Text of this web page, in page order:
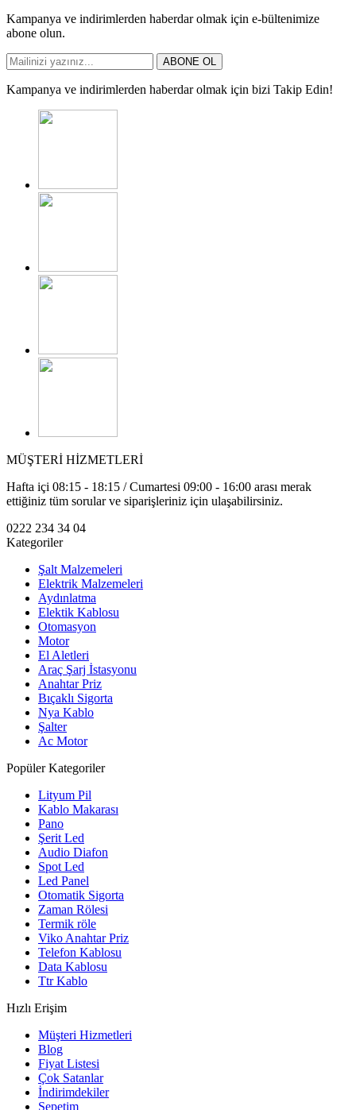
Kampanya ve indirimlerden haberdar olmak için e-bültenimize
abone olun.
ABONE OL
Kampanya ve indirimlerden haberdar olmak için bizi Takip Edin!
MÜŞTERİ HİZMETLERİ
Hafta içi 08:15 - 18:15 / Cumartesi 09:00 - 16:00 arası merak
ettiğiniz tüm sorular ve siparişleriniz için ulaşabilirsiniz.
0222 234 34 04
Kategoriler
Şalt Malzemeleri
Elektrik Malzemeleri
Aydınlatma
Elektik Kablosu
Otomasyon
Motor
El Aletleri
Araç Şarj İstasyonu
Anahtar Priz
Bıçaklı Sigorta
Nya Kablo
Şalter
Ac Motor
Popüler Kategoriler
Lityum Pil
Kablo Makarası
Pano
Şerit Led
Audio Diafon
Spot Led
Led Panel
Otomatik Sigorta
Zaman Rölesi
Termik röle
Viko Anahtar Priz
Telefon Kablosu
Data Kablosu
Ttr Kablo
Hızlı Erişim
Müşteri Hizmetleri
Blog
Fiyat Listesi
Çok Satanlar
İndirimdekiler
Sepetim